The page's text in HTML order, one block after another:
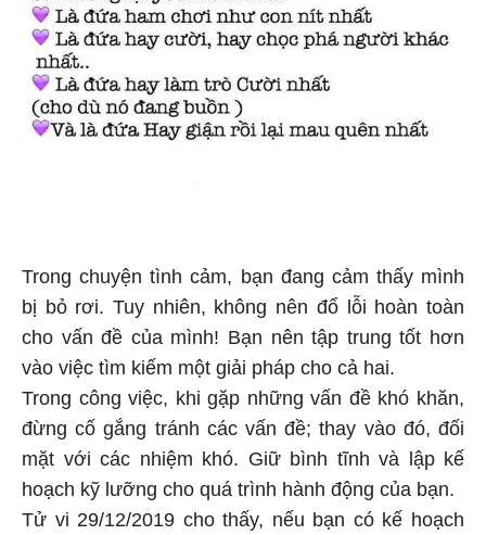
Trong chuyện tình cảm, bạn đang cảm thấy mình
bị bỏ rơi. Tuy nhiên, không nên đổ lỗi hoàn toàn
cho vấn đề của mình! Bạn nên tập trung tốt hơn
vào việc tìm kiếm một giải pháp cho cả hai.
Trong công việc, khi gặp những vấn đề khó khăn,
đừng cố gắng tránh các vấn đề; thay vào đó, đối
mặt với các nhiệm khó. Giữ bình tĩnh và lập kế
hoạch kỹ lưỡng cho quá trình hành động của bạn.
Tử vi 29/12/2019 cho thấy, nếu bạn có kế hoạch